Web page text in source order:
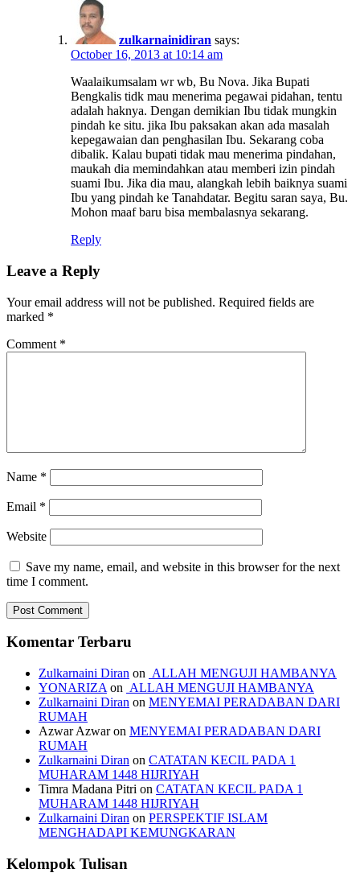
zulkarnainidiran says:
October 16, 2013 at 10:14 am
Waalaikumsalam wr wb, Bu Nova. Jika Bupati
Bengkalis tidk mau menerima pegawai pidahan, tentu
adalah haknya. Dengan demikian Ibu tidak mungkin
pindah ke situ. jika Ibu paksakan akan ada masalah
kepegawaian dan penghasilan Ibu. Sekarang coba
dibalik. Kalau bupati tidak mau menerima pindahan,
maukah dia memindahkan atau memberi izin pindah
suami Ibu. Jika dia mau, alangkah lebih baiknya suami
Ibu yang pindah ke Tanahdatar. Begitu saran saya, Bu.
Mohon maaf baru bisa membalasnya sekarang.
Reply
Leave a Reply
Your email address will not be published. Required fields are
marked *
Comment *
Name *
Email *
Website
Save my name, email, and website in this browser for the next
time I comment.
Komentar Terbaru
Zulkarnaini Diran on ALLAH MENGUJI HAMBANYA
YONARIZA on ALLAH MENGUJI HAMBANYA
Zulkarnaini Diran on MENYEMAI PERADABAN DARI
RUMAH
Azwar Azwaron MENYEMAI PERADABAN DARI
RUMAH
Zulkarnaini Diran on CATATAN KECIL PADA 1
MUHARAM 1448 HIJRIYAH
Timra Madana Pitri on CATATAN KECIL PADA 1
MUHARAM 1448 HIJRIYAH
Zulkarnaini Diran on PERSPEKTIF ISLAM
MENGHADAPI KEMUNGKARAN
Kelompok Tulisan